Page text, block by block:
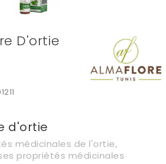
D'ortie
d'ortie
médicinales de l'ortie,
propriétés médicinales